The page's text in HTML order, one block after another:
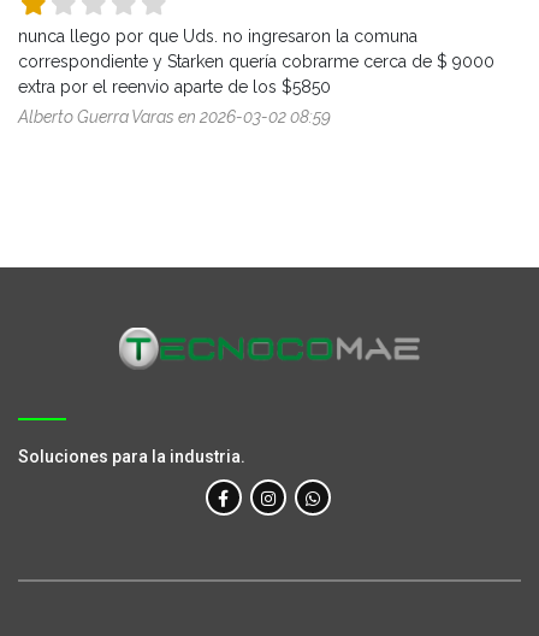
nunca llego por que Uds. no ingresaron la comuna
correspondiente y Starken quería cobrarme cerca de $ 9000
extra por el reenvio aparte de los $5850
Alberto Guerra Varas en 2026-03-02 08:59
Soluciones para la industria.